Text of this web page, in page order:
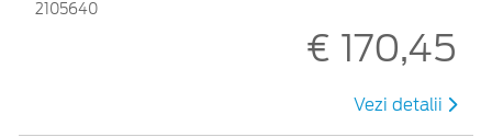
2105640
€ 170,45
Vezi detalii